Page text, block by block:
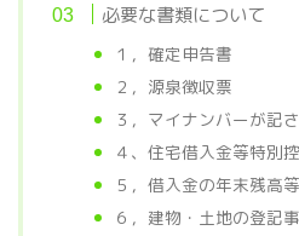
必要な書類について
１，確定申告書
２，源泉徴収票
３，マイナンバーが記
４、住宅借入金等特別
５，借入金の年末残高
６，建物・土地の登記